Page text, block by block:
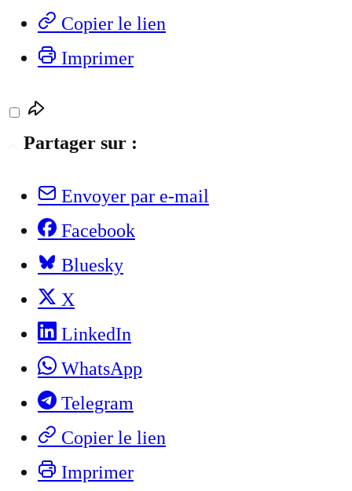
Copier le lien
Imprimer
Partager sur :
Envoyer par e-mail
Facebook
Bluesky
X
LinkedIn
WhatsApp
Telegram
Copier le lien
Imprimer